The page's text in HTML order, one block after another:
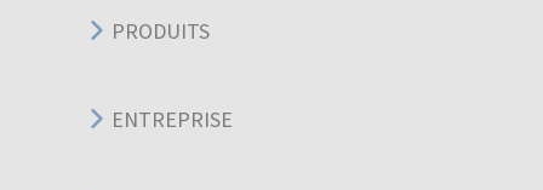
PRODUITS
ENTREPRISE